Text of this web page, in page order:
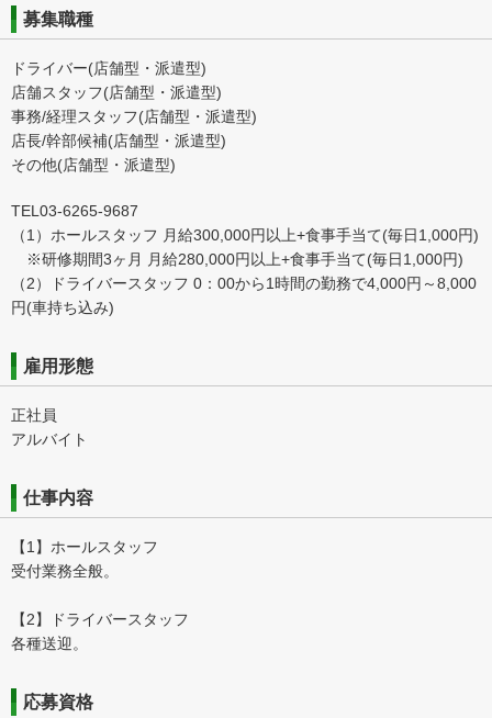
募集職種
ドライバー(店舗型・派遣型)
店舗スタッフ(店舗型・派遣型)
事務/経理スタッフ(店舗型・派遣型)
店長/幹部候補(店舗型・派遣型)
その他(店舗型・派遣型)
TEL03-6265-9687
（1）ホールスタッフ 月給300,000円以上+食事手当て(毎日1,000円)
※研修期間3ヶ月 月給280,000円以上+食事手当て(毎日1,000円)
（2）ドライバースタッフ 0：00から1時間の勤務で4,000円～8,000
円(車持ち込み)
雇用形態
正社員
アルバイト
仕事内容
【1】ホールスタッフ
受付業務全般。
【2】ドライバースタッフ
各種送迎。
応募資格